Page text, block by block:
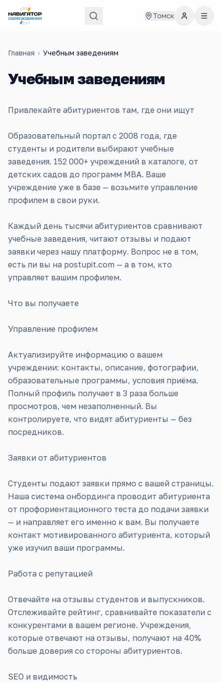
Томск
Главная › Учебным заведениям
Учебным заведениям
Привлекайте абитуриентов там, где они ищут
Образовательный портал с 2008 года, где
студенты и родители выбирают учебные
заведения. 152 000+ учреждений в каталоге, от
детских садов до программ MBA. Ваше
учреждение уже в базе — возьмите управление
профилем в свои руки.
Каждый день тысячи абитуриентов сравнивают
учебные заведения, читают отзывы и подают
заявки через нашу платформу. Вопрос не в том,
есть ли вы на postupit.com — а в том, кто
управляет вашим профилем.
Что вы получаете
Управление профилем
Актуализируйте информацию о вашем
учреждении: контакты, описание, фотографии,
образовательные программы, условия приёма.
Полный профиль получает в 3 раза больше
просмотров, чем незаполненный. Вы
контролируете, что видят абитуриенты — без
посредников.
Заявки от абитуриентов
Студенты подают заявки прямо с вашей страницы.
Наша система онбординга проводит абитуриента
от профориентационного теста до подачи заявки
— и направляет его именно к вам. Вы получаете
контакт мотивированного абитуриента, который
уже изучил ваши программы.
Работа с репутацией
Отвечайте на отзывы студентов и выпускников.
Отслеживайте рейтинг, сравнивайте показатели с
конкурентами в вашем регионе. Учреждения,
которые отвечают на отзывы, получают на 40%
больше доверия со стороны абитуриентов.
SEO и видимость